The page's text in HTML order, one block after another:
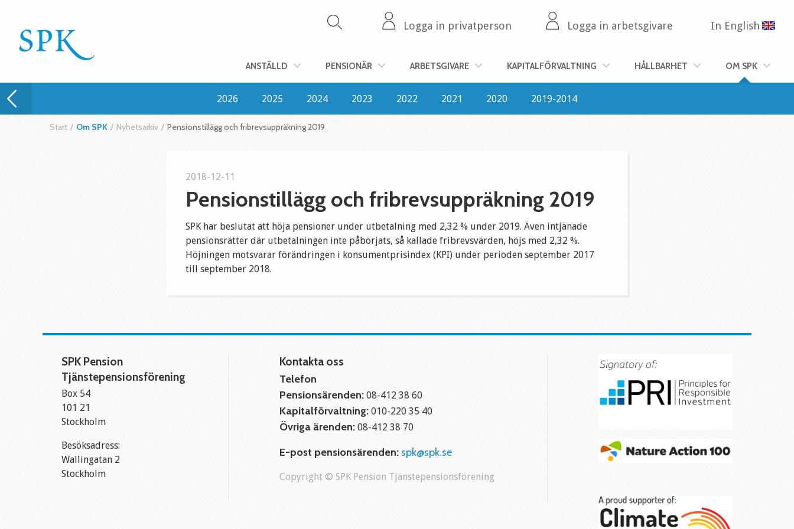
Logga in privatperson Logga in arbetsgivare In English
ANSTÄLLD PENSIONÄR ARBETSGIVARE KAPITALFÖRVALTNING HÅLLBARHET OM SPK
2026 2025 2024 2023 2022 2021 2020 2019-2014
Start / Om SPK / Nyhetsarkiv / Pensionstillägg och fribrevsuppräkning 2019
2018-12-11
Pensionstillägg och fribrevsuppräkning 2019
SPK har beslutat att höja pensioner under utbetalning med 2,32 % under 2019. Även intjänade
pensionsrätter där utbetalningen inte påbörjats, så kallade fribrevsvärden, höjs med 2,32 %.
Höjningen motsvarar förändringen i konsumentprisindex (KPI) under perioden september 2017
till september 2018.
SPK Pension
Tjänstepensionsförening
Box 54
101 21
Stockholm
Besöksadress:
Wallingatan 2
Stockholm
Kontakta oss
Telefon
Pensionsärenden: 08-412 38 60
Kapitalförvaltning: 010-220 35 40
Övriga ärenden: 08-412 38 70
E-post pensionsärenden: spk@spk.se
Copyright © SPK Pension Tjänstepensionsförening